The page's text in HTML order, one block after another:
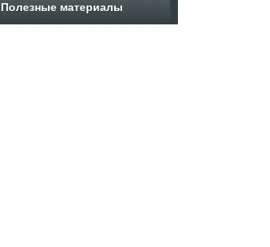
Полезные материалы